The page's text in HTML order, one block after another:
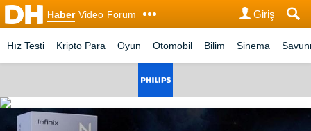
Haber Video Forum Giriş
Hız Testi Kripto Para Oyun Otomobil Bilim Sinema